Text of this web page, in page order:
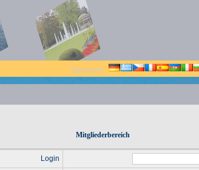
Sprachen :
Mitgliederbereich
Login